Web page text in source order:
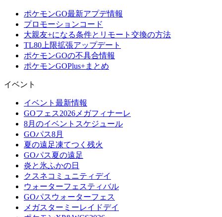
ポケモンGO最新アプデ情報
プロモーションコード
大親友+になる条件とリモート交換の方法
TL80上限拡張アップデート
ポケモンGOの不具合情報
ポケモンGOPlus+まとめ
イベント
イベント最新情報
GOフェス2026メガフィナーレ
8月のイベントスケジュール
GOパス8月
夏の遠足凍てつく残火
GOパス夏の遠足
炎と氷ふかの日
クスネコミュニティデイ
ウォーターフェスティバル
GOパスウォーターフェス
メガスターミーレイドデイ